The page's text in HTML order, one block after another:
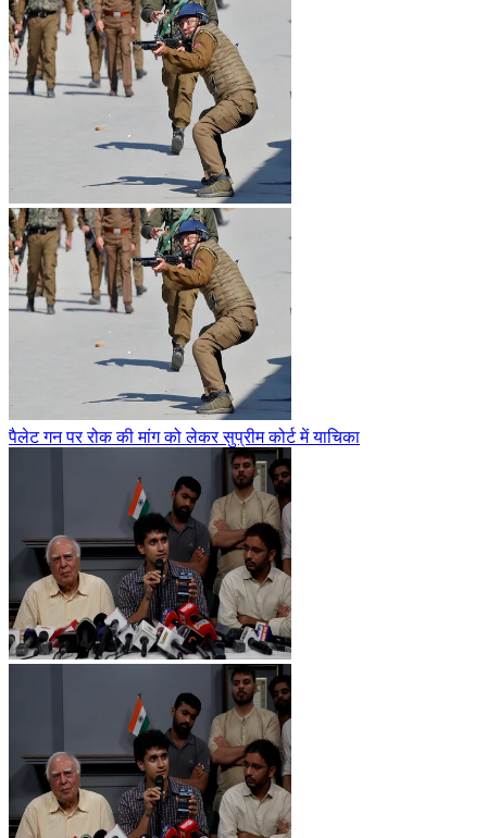
पैलेट गन पर रोक की मांग को लेकर सुप्रीम कोर्ट में याचिका